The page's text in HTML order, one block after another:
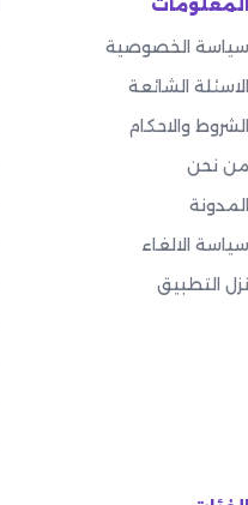
المعلومات
سياسة الخصوصية
الاسئلة الشائعة
الشروط والاحكام
من نحن
المدونة
سياسة الالغاء
نزل التطبيق